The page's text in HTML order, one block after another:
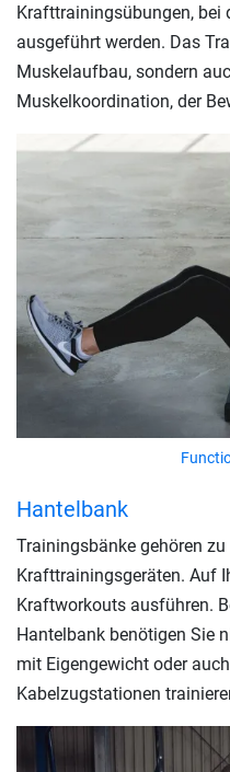
Krafttrainingsübungen, bei
ausgeführt werden. Das
Muskelaufbau, sondern
Muskelkoordination, der
Hantelbank
Trainingsbänke gehören
Krafttrainingsgeräten. Auf
Kraftworkouts ausführen.
Hantelbank benötigen Sie
mit Eigengewicht oder
Kabelzugstationen